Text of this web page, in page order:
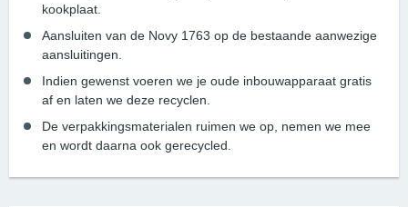
kookplaat.
Aansluiten van de Novy 1763 op de bestaande aanwezige
aansluitingen.
Indien gewenst voeren we je oude inbouwapparaat gratis
af en laten we deze recyclen.
De verpakkingsmaterialen ruimen we op, nemen we mee
en wordt daarna ook gerecycled.